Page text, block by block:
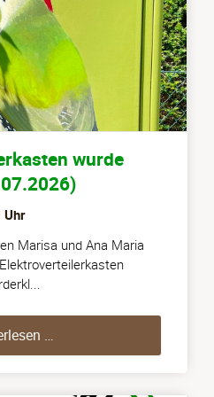
wurde
Uhr
Marisa und Ana Maria
…